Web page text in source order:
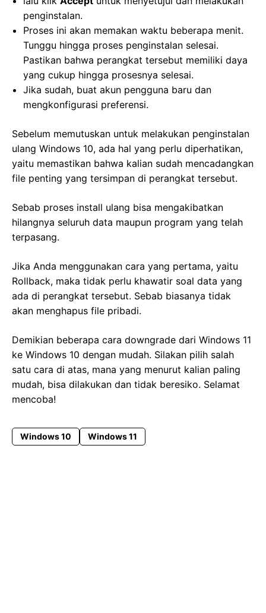
penginstalan.
Proses ini akan memakan waktu beberapa menit.
Tunggu hingga proses penginstalan selesai.
Pastikan bahwa perangkat tersebut memiliki daya
yang cukup hingga prosesnya selesai.
Jika sudah, buat akun pengguna baru dan
mengkonfigurasi preferensi.
Sebelum memutuskan untuk melakukan penginstalan
ulang Windows 10, ada hal yang perlu diperhatikan,
yaitu memastikan bahwa kalian sudah mencadangkan
file penting yang tersimpan di perangkat tersebut.
Sebab proses install ulang bisa mengakibatkan
hilangnya seluruh data maupun program yang telah
terpasang.
Jika Anda menggunakan cara yang pertama, yaitu
Rollback, maka tidak perlu khawatir soal data yang
ada di perangkat tersebut. Sebab biasanya tidak
akan menghapus file pribadi.
Demikian beberapa cara downgrade dari Windows 11
ke Windows 10 dengan mudah. Silakan pilih salah
satu cara di atas, mana yang menurut kalian paling
mudah, bisa dilakukan dan tidak beresiko. Selamat
mencoba!
Windows 10 Windows 11